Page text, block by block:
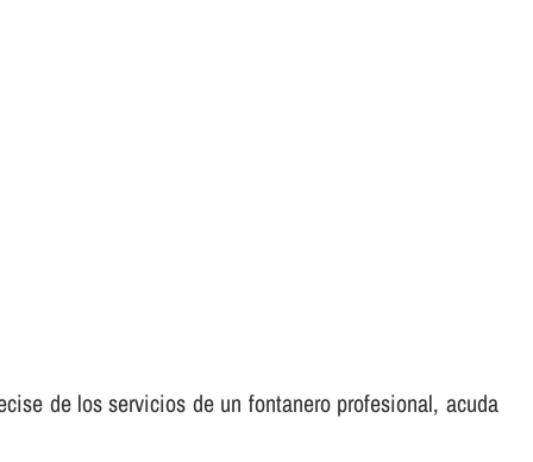
de los servicios de un fontanero profesional, acuda